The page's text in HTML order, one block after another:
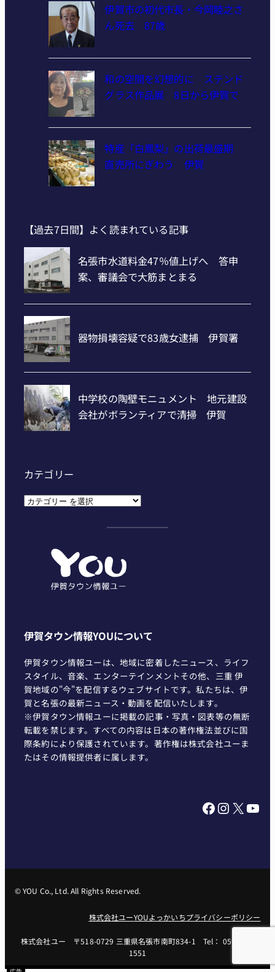
伊賀市の初代市長・今岡睦之さ
ん死去 87歳
和の空間を幻想的に ステンド
グラス作品展 8日から伊賀で
特産「白鳳梨」の出荷最盛期
直売所にぎわう 伊賀
【過去7日間】よく読まれている記事
カテゴリー
カ
伊賀タウン情報YOUについて
伊賀タウン情報ユーは、地域に密着したニュース、ライフ
スタイル、音楽、エンターテインメントその他、三重 伊
賀地域の"今"を配信するウェブサイトです。私たちは、伊
賀と名張の最新ニュース・動画を配信いたします。
※伊賀タウン情報ユーに掲載の記事・写真・図表等の無断
転載を禁じます。すべての内容は日本の著作権法並びに国
際条約により保護されています。著作権は株式会社ユーま
たはその情報提供者に属します。
Facebook InstagramX YouTube
© YOU Co., Ltd. All Rights Reserved.
株式会社ユーYOUよっかいちプライバシーポリシー
株式会社ユー 〒518-0729 三重県名張市南町834-1 Tel： 0595-62-
1551